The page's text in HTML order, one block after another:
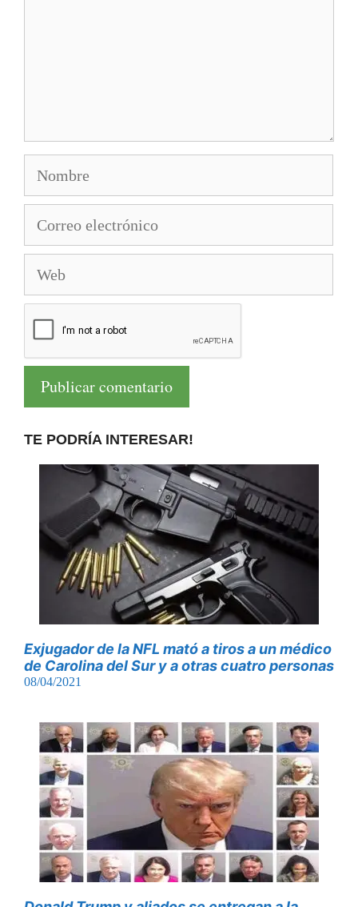
electrónico
TE PODRÍA INTERESAR!
Exjugador de la NFL mató a tiros a un médico
de Carolina del Sur y a otras cuatro personas
08/04/2021